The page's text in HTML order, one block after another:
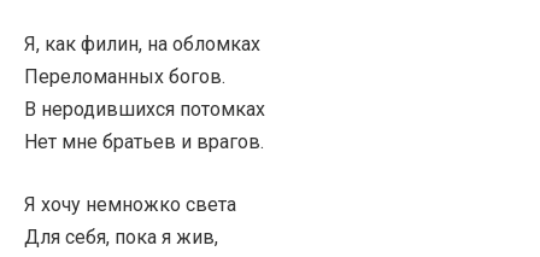
Я, как филин, на обломках
Переломанных богов.
В неродившихся потомках
Нет мне братьев и врагов.
Я хочу немножко света
Для себя, пока я жив,